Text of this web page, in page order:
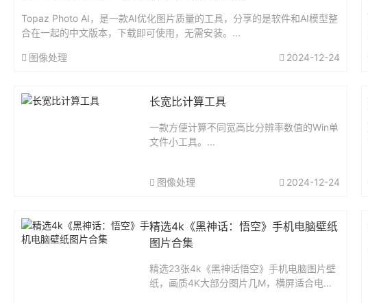
Topaz Photo AI，是一款AI优化图片质量的工具，分享的是软件和AI模型整
合在一起的中文版本，下载即可使用，无需安装。...
图像处理 2024-12-24
长宽比计算工具
一款方便计算不同宽高比分辨率数值的Win单
文件小工具。...
图像处理 2024-12-24
精选4k《黑神话：悟空》手机电脑壁纸
图片合集
精选23张4k《黑神话悟空》手机电脑图片壁
纸，画质4K大部分图片几M，横屏适合电